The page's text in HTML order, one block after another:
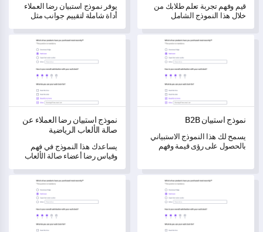
قيم وفهم تجربة تعلم طلابك من
خلال هذا النموذج الشامل
يوفر نموذج استبيان رضا العملاء
أداة شاملة لتقييم جوانب مثل
العملاء، والتواصل، مما يوفر رؤية
شاملة لوجهة نظر العميل.
نموذج استبيان B2B
نموذج استبيان B2B
يسمح لك هذا النموذج الاستبياني
بالحصول على رؤى قيمة وفهم
نموذج استبيان رضا العملاء عن
نموذج استبيان رضا العملاء عن
صالة الألعاب الرياضية
يساعدك هذا النموذج في فهم
وقياس رضا أعضاء صالة الألعاب
نموذج استبيان الصحة نموذج استمارة تقييم